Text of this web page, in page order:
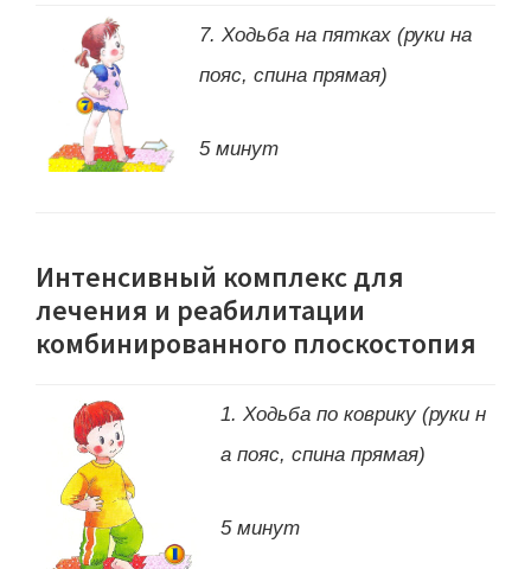
7. Ходьба на пятках (руки на
пояс, спина прямая)
5 минут
Интенсивный комплекс для
лечения и реабилитации
комбинированного плоскостопия
1. Ходьба по коврику (руки н
а пояс, спина прямая)
5 минут